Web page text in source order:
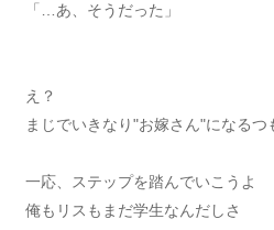
「…あ、そうだった」
え？
まじでいきなり"お嫁さん"になるつ
一応、ステップを踏んでいこうよ
俺もリスもまだ学生なんだしさ